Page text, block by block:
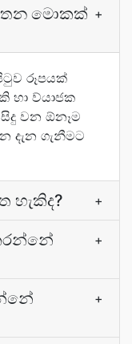
මොකක් +
රූපයක්
හා ව්යාජක
වන ඕනෑම
දැන ගැනීමට
හැකිද? +
+
+